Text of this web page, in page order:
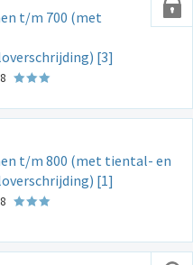
t/m 700 (met
[3]
t/m 800 (met tiental- en
[1]